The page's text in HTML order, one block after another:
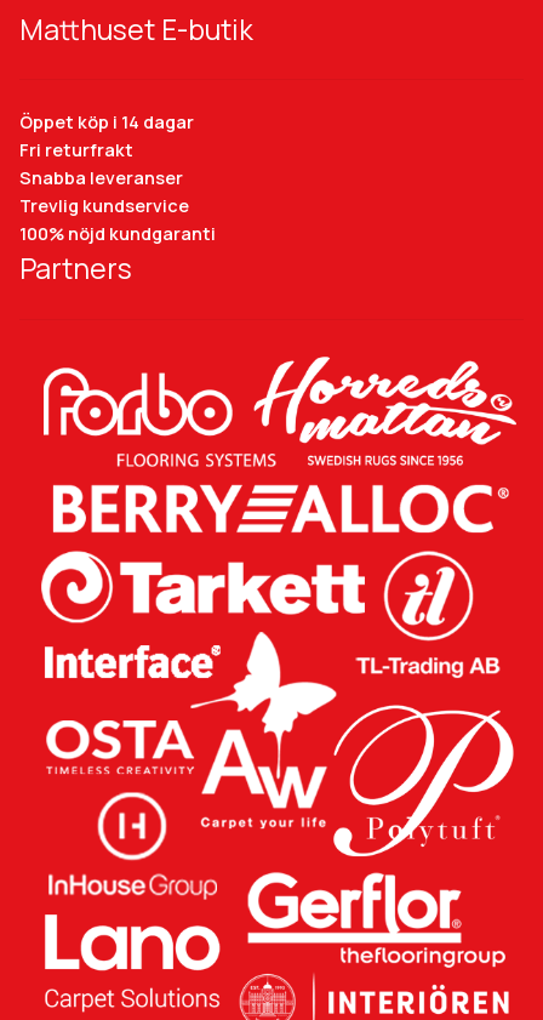
Matthuset E-butik
Öppet köp i 14 dagar
Fri returfrakt
Snabba leveranser
Trevlig kundservice
100% nöjd kundgaranti
Partners